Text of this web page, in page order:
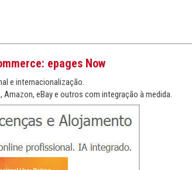
epages Now
e internacionalização.
eBay e outros com integração à medida.